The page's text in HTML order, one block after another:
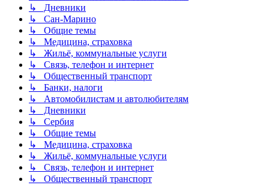
↳ Дневники
↳ Сан-Марино
↳ Общие темы
↳ Медицина, страховка
↳ Жильё, коммунальные услуги
↳ Связь, телефон и интернет
↳ Общественный транспорт
↳ Банки, налоги
↳ Автомобилистам и автолюбителям
↳ Дневники
↳ Сербия
↳ Общие темы
↳ Медицина, страховка
↳ Жильё, коммунальные услуги
↳ Связь, телефон и интернет
↳ Общественный транспорт